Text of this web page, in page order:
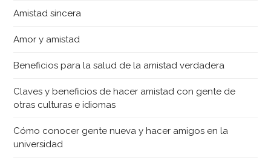
Amistad sincera
Amor y amistad
Beneficios para la salud de la amistad verdadera
Claves y beneficios de hacer amistad con gente de
otras culturas e idiomas
Cómo conocer gente nueva y hacer amigos en la
universidad